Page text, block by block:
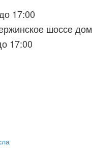
17:00
шоссе
17:00